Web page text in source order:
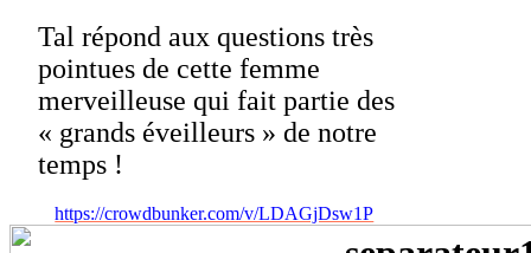
Tal répond aux questions très
pointues de cette femme
merveilleuse qui fait partie des
« grands éveilleurs » de notre
temps !
https://crowdbunker.com/v/LDAGjDsw1P